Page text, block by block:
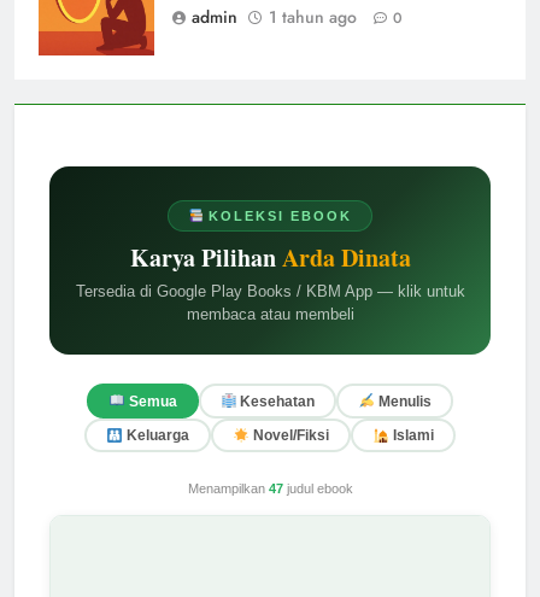
KOLEKSI EBOOK
Karya PilihanArda Dinata
Tersedia di Google Play Books / KBM App — klik untuk
membaca atau membeli
Semua Kesehatan Menulis
Keluarga Novel/Fiksi Islami
Menampilkan 47judul ebook
admin
1 tahun ago 0